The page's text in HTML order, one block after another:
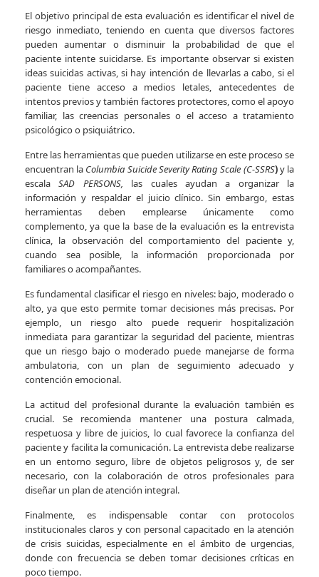
El objetivo principal de esta evaluación es identificar el nivel de
riesgo inmediato, teniendo en cuenta que diversos factores
pueden aumentar o disminuir la probabilidad de que el
paciente intente suicidarse. Es importante observar si existen
ideas suicidas activas, si hay intención de llevarlas a cabo, si el
paciente tiene acceso a medios letales, antecedentes de
intentos previos y también factores protectores, como el apoyo
familiar, las creencias personales o el acceso a tratamiento
psicológico o psiquiátrico.
Entre las herramientas que pueden utilizarse en este proceso se
encuentran la Columbia Suicide Severity Rating Scale (C-SSRS)y la
escalaSAD PERSONS, las cuales ayudan a organizar la
información y respaldar el juicio clínico. Sin embargo, estas
herramientas deben emplearse únicamente como
complemento, ya que la base de la evaluación es la entrevista
clínica, la observación del comportamiento del paciente y,
cuando sea posible, la información proporcionada por
familiares o acompañantes.
Es fundamental clasificar el riesgo en niveles: bajo, moderado o
alto, ya que esto permite tomar decisiones más precisas. Por
ejemplo, un riesgo alto puede requerir hospitalización
inmediata para garantizar la seguridad del paciente, mientras
que un riesgo bajo o moderado puede manejarse de forma
ambulatoria, con un plan de seguimiento adecuado y
contención emocional.
La actitud del profesional durante la evaluación también es
crucial. Se recomienda mantener una postura calmada,
respetuosa y libre de juicios, lo cual favorece la confianza del
paciente y facilita la comunicación. La entrevista debe realizarse
en un entorno seguro, libre de objetos peligrosos y, de ser
necesario, con la colaboración de otros profesionales para
diseñar un plan de atención integral.
Finalmente, es indispensable contar con protocolos
institucionales claros y con personal capacitado en la atención
de crisis suicidas, especialmente en el ámbito de urgencias,
donde con frecuencia se deben tomar decisiones críticas en
poco tiempo.